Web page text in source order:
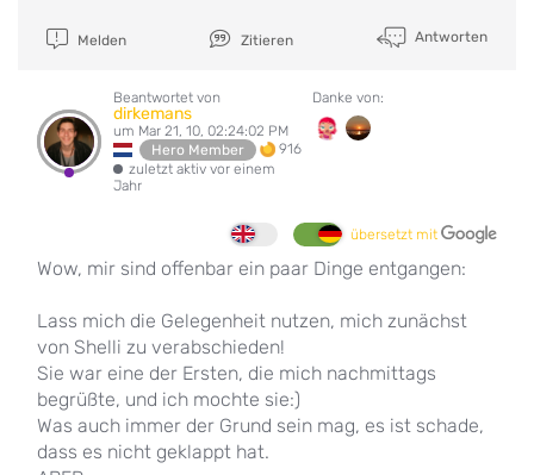
Melden Zitieren Antworten
Beantwortet von
dirkemans
um Mar 21, 10, 02:24:02 PM
Hero Member
916
zuletzt aktiv vor einem
Jahr
Danke von:
übersetzt mit
Wow, mir sind offenbar ein paar Dinge entgangen:
Lass mich die Gelegenheit nutzen, mich zunächst
von Shelli zu verabschieden!
Sie war eine der Ersten, die mich nachmittags
begrüßte, und ich mochte sie:)
Was auch immer der Grund sein mag, es ist schade,
dass es nicht geklappt hat.